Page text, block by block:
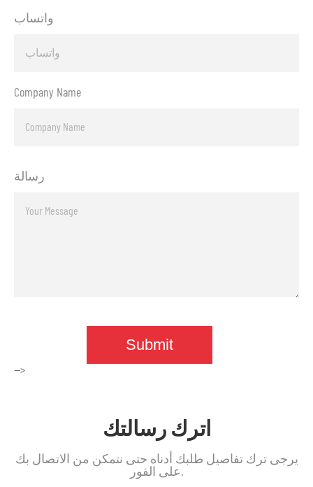
واتساب
Company Name
رسالة
-->
اترك رسالتك
يرجى ترك تفاصيل طلبك أدناه حتى نتمكن من الاتصال بك
على الفور.